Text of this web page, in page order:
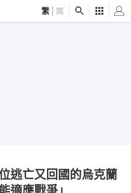
繁 简
逃亡又回國的烏克蘭